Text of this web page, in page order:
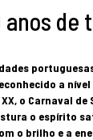
anos de
a
o Carnaval
o espírito
o brilho e a